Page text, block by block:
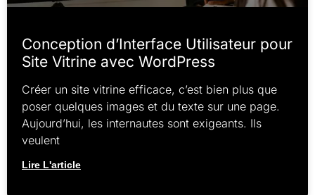
Conception d’Interface Utilisateur pour
Site Vitrine avec WordPress
Créer un site vitrine efficace, c’est bien plus que
poser quelques images et du texte sur une page.
Aujourd’hui, les internautes sont exigeants. Ils
veulent
Lire L'article